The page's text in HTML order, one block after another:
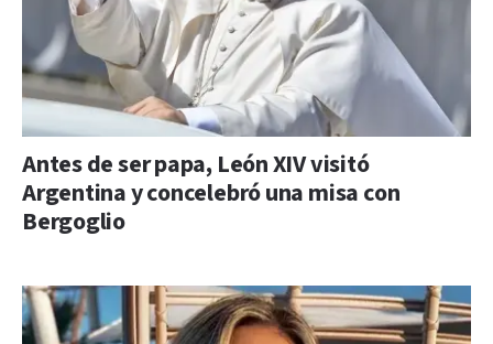
Antes de ser papa, León XIV visitó
Argentina y concelebró una misa con
Bergoglio